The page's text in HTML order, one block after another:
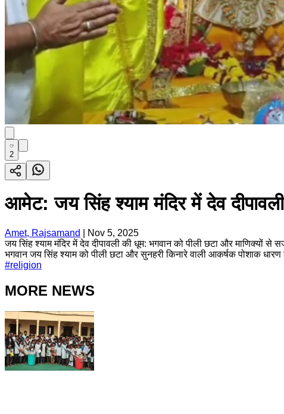
2
आमेट: जय सिंह श्याम मंदिर में देव
Amet, Rajsamand
Nov 5, 2025
जय सिंह श्याम मंदिर में देव दीपावली की धूम: भगवान को पीली छटा और माणिक्यों
भगवान जय सिंह श्याम को पीली छटा और सुनहरी किनारे वाली आकर्षक पोशाक
#religion
MORE NEWS